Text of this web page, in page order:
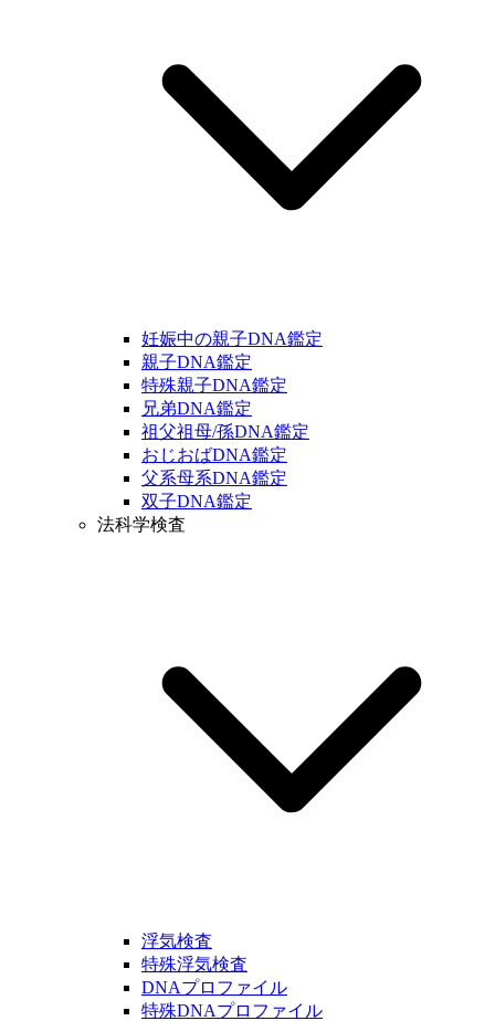
妊娠中の親子DNA鑑定
親子DNA鑑定
特殊親子DNA鑑定
兄弟DNA鑑定
祖父祖母/孫DNA鑑定
おじおばDNA鑑定
父系母系DNA鑑定
双子DNA鑑定
法科学検査
浮気検査
特殊浮気検査
DNAプロファイル
特殊DNAプロファイル